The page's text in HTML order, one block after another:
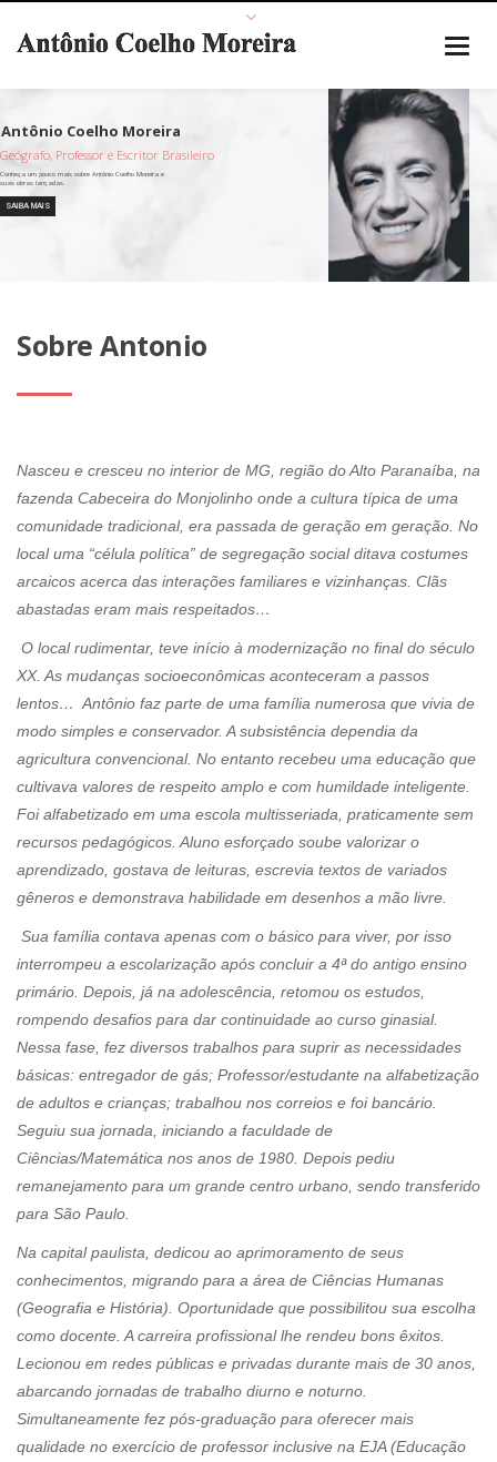
Geógrafo, Professor e Escritor Brasileiro
SAIBA MAIS
Sobre Antonio
Nasceu e cresceu no interior de MG, região do Alto Paranaíba, na
fazenda Cabeceira do Monjolinho onde a cultura típica de uma
comunidade tradicional, era passada de geração em geração. No
local uma “célula política” de segregação social ditava costumes
arcaicos acerca das interações familiares e vizinhanças. Clãs
abastadas eram mais respeitados…
O local rudimentar, teve início à modernização no final do século
XX. As mudanças socioeconômicas aconteceram a passos
lentos… Antônio faz parte de uma família numerosa que vivia de
modo simples e conservador. A subsistência dependia da
agricultura convencional. No entanto recebeu uma educação que
cultivava valores de respeito amplo e com humildade inteligente.
Foi alfabetizado em uma escola multisseriada, praticamente sem
recursos pedagógicos. Aluno esforçado soube valorizar o
aprendizado, gostava de leituras, escrevia textos de variados
gêneros e demonstrava habilidade em desenhos a mão livre.
Sua família contava apenas com o básico para viver, por isso
interrompeu a escolarização após concluir a 4ª do antigo ensino
primário. Depois, já na adolescência, retomou os estudos,
rompendo desafios para dar continuidade ao curso ginasial.
Nessa fase, fez diversos trabalhos para suprir as necessidades
básicas: entregador de gás; Professor/estudante na alfabetização
de adultos e crianças; trabalhou nos correios e foi bancário.
Seguiu sua jornada, iniciando a faculdade de
Ciências/Matemática nos anos de 1980. Depois pediu
remanejamento para um grande centro urbano, sendo transferido
para São Paulo.
Na capital paulista, dedicou ao aprimoramento de seus
conhecimentos, migrando para a área de Ciências Humanas
(Geografia e História). Oportunidade que possibilitou sua escolha
como docente. A carreira profissional lhe rendeu bons êxitos.
Lecionou em redes públicas e privadas durante mais de 30 anos,
abarcando jornadas de trabalho diurno e noturno.
Simultaneamente fez pós-graduação para oferecer mais
qualidade no exercício de professor inclusive na EJA (Educação